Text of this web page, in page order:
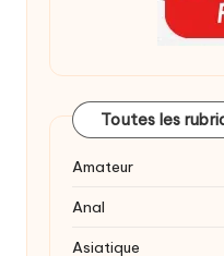
Toutes les
Amateur
Anal
Asiatique